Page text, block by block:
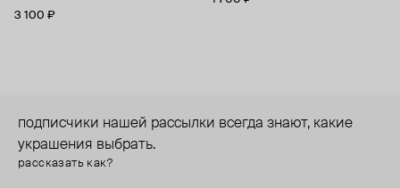
3 100 ₽
подписчики нашей рассылки всегда знают, какие
украшения выбрать.
рассказать как?